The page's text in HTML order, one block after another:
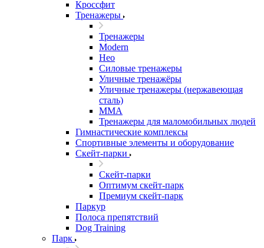
Кроссфит
Тренажеры
Тренажеры
Modern
Нео
Силовые тренажеры
Уличные тренажёры
Уличные тренажеры (нержавеющая
сталь)
ММА
Тренажеры для маломобильных людей
Гимнастические комплексы
Спортивные элементы и оборудование
Скейт-парки
Скейт-парки
Оптимум скейт-парк
Премиум скейт-парк
Паркур
Полоса препятствий
Dog Training
Парк